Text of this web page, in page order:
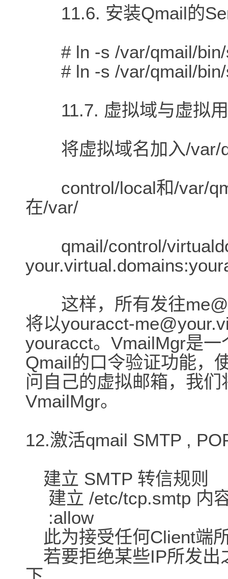
11.6. 安装Qmail的
# ln -s /var/qmail/bin/
# ln -s /var/qmail/bin/
11.7. 虚拟域与虚拟
将虚拟域名加入/var/
control/local和/var/
在/var/
qmail/control/
这样，所有发往
将以youracct-
youracct。VmailMgr是
Qmail的口令验证功能，
问自己的虚拟邮箱，我
VmailMgr。
12.激活qmail SMTP ,
建立 SMTP 转信规则
建立 /etc/tcp.smtp 内
:allow
此为接受任何Client端
若要拒绝某些IP所发出